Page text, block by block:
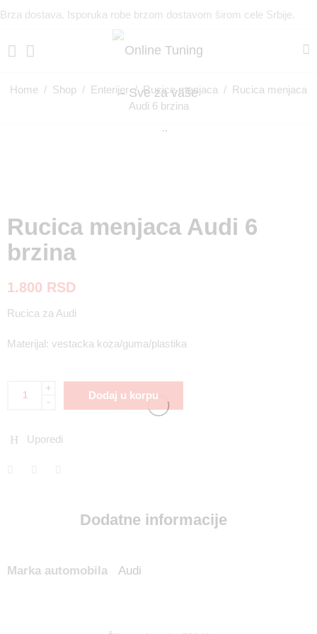
Brza dostava. Isporuka robe brzom dostavom širom cele Srbije.
Home / Shop / Enterijer/Rucice menjaca / Rucica menjaca
Audi 6 brzina
Rucica menjaca Audi 6
brzina
1.800 RSD
Rucica za Audi
Materijal: vestacka koza/guma/plastika
+
-
Dodaj u korpu
Uporedi
Dodatne informacije
Marka automobila Audi